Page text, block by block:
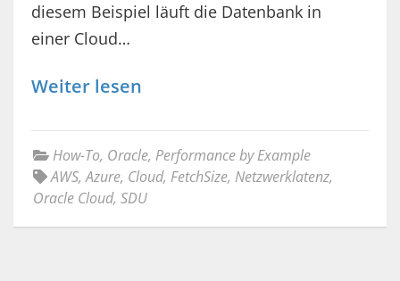
diesem Beispiel läuft die Datenbank in
einer Cloud…
Weiter lesen
How-To, Oracle, Performance by Example
AWS,Azure, Cloud, FetchSize, Netzwerklatenz,
Oracle Cloud, SDU